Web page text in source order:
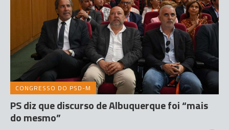
CONGRESSO DO PSD-M
PS diz que discurso de Albuquerque foi “mais
do mesmo”